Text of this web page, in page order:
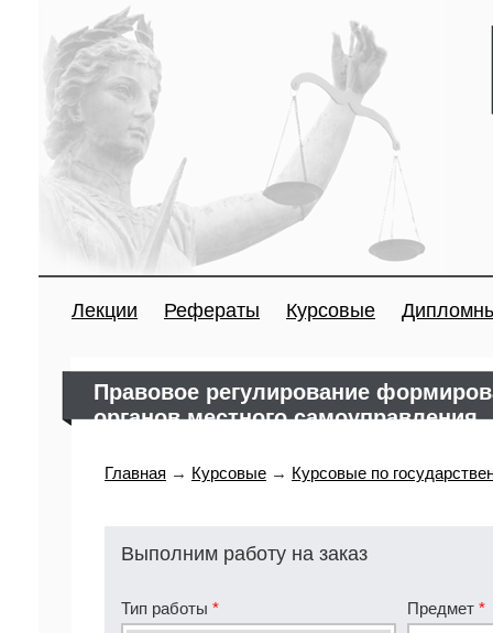
Лекции Рефераты Курсовые
Правовое регулирование
органов местного самоуправления
Главная → Курсовые → Курсовые по
Выполним работу на заказ
Тип работы * Предмет *